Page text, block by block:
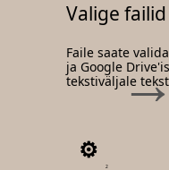
Valige failid
Faile saate
ja Google
tekstiväljale
2